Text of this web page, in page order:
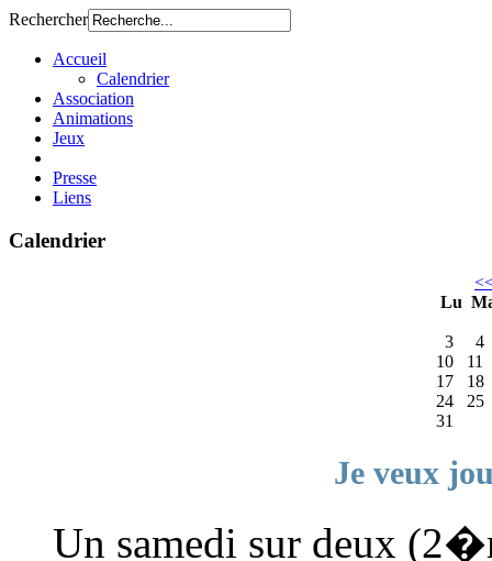
Rechercher
Accueil
Calendrier
Association
Animations
Jeux
Presse
Liens
Calendrier
Lu
3
4
10
11
17
18
24
25
31
Je veux
Un samedi sur deux